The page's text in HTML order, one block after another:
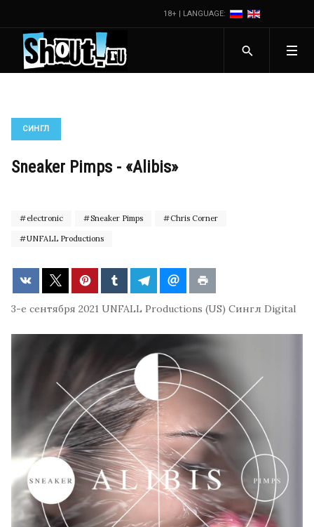
18+ | LANGUAGE:
СИНГЛ
Sneaker Pimps - «Alibis»
electronic Sneaker Pimps Chris Corner
UNFALL Productions
3-е сентября 2021 UNFALL Productions (US) Сингл Digital